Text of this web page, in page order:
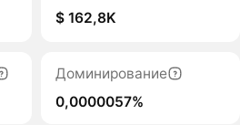
$ 162,8K
Доминирование
0,0000057%